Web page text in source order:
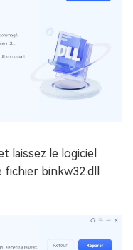
laissez le logiciel
binkw32.dll